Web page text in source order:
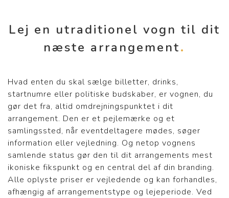
Lej en utraditionel vogn til dit
næste arrangement
Hvad enten du skal sælge billetter, drinks,
startnumre eller politiske budskaber, er vognen, du
gør det fra, altid omdrejningspunktet i dit
arrangement. Den er et pejlemærke og et
samlingssted, når eventdeltagere mødes, søger
information eller vejledning. Og netop vognens
samlende status gør den til dit arrangements mest
ikoniske fikspunkt og en central del af din branding.
Alle oplyste priser er vejledende og kan forhandles,
afhængig af arrangementstype og lejeperiode. Ved